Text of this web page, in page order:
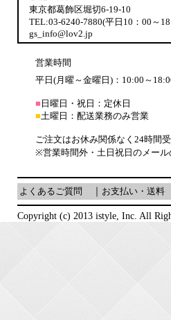
東京都葛飾区堀切6-19-10
TEL:03-6240-7880(平日10：00～
gs_info@lov2.jp
営業時間
平日(月曜～金曜日)：10:00～
■ 日曜日・祝日：定休日
■土曜日：配送業務のみ営業
ご注文はお休み関係なく24時間
※営業時間外・土日祝日のメー
よくあるご質問 お支払い・送料
Copyright (c) 2013 istyle, Inc. All